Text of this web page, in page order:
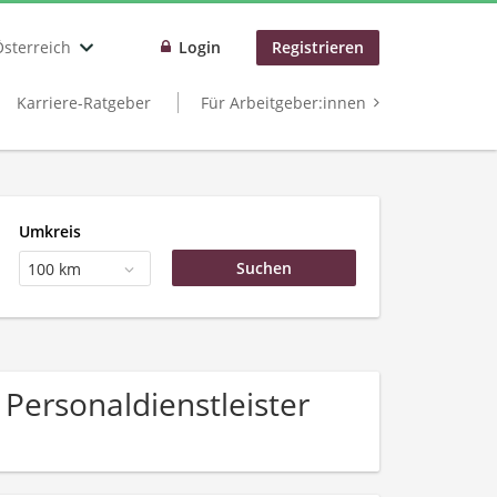
Login Registrieren
Karriere-Ratgeber Für Arbeitgeber:innen
Umkreis
100 km